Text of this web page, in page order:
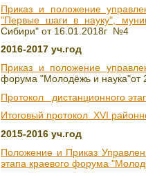
Приказ и положение
"Первые шаги в науку",
Сибири" от 16.01.2018г №4
2016-2017 уч.год
Приказ и положение
форума "Молодёжь и наука"от
Протокол дистанционного
Итоговый протокол XVI
2015-2016 уч.год
Положение и Приказ
этапа краевого форума